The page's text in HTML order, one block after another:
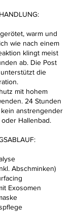
warm und
wie nach einem
klingt meist
ab. Die Post
die
mit hohem
24 Stunden
anstrengender
Hallenbad.
Abschminken)
Exosomen